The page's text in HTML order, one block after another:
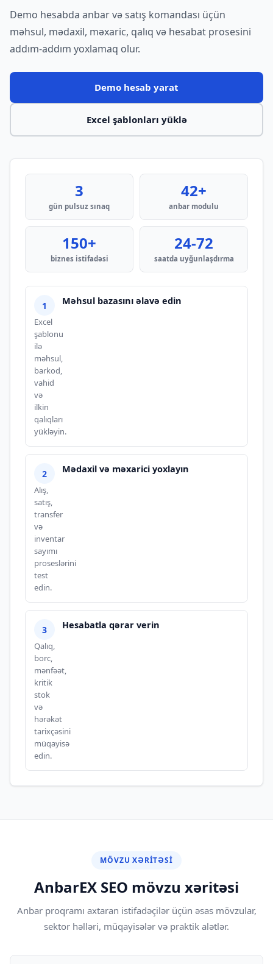
Demo hesabda anbar və satış komandası üçün
məhsul, mədaxil, məxaric, qalıq və hesabat prosesini
addım-addım yoxlamaq olur.
Demo hesab yarat
Excel şablonları yüklə
3
gün pulsuz sınaq
42+
anbar modulu
150+
biznes istifadəsi
24-72
saatda uyğunlaşdırma
Məhsul bazasını əlavə edin
Excel
şablonu
ilə
məhsul,
barkod,
vahid
və
ilkin
qalıqları
yükləyin.
Mədaxil və məxarici yoxlayın
Alış,
satış,
transfer
və
inventar
sayımı
proseslərini
test
edin.
Hesabatla qərar verin
Qalıq,
borc,
mənfəət,
kritik
stok
və
hərəkət
tarixçəsini
müqayisə
edin.
MÖVZU XƏRITƏSI
AnbarEX SEO mövzu xəritəsi
Anbar proqramı axtaran istifadəçilər üçün əsas mövzular,
sektor həlləri, müqayisələr və praktik alətlər.